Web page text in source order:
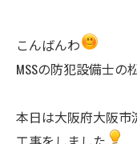
こんばんわ
MSSの防犯設備士の
本日は大阪府大阪